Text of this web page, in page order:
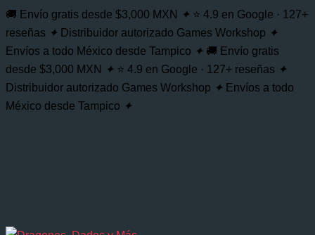
🚚 Envío gratis desde $3,000 MXN ✦ ⭐ 4.9 en Google · 127+
reseñas ✦ Distribuidor autorizado Games Workshop ✦
Envíos a todo México desde Tampico ✦ 🚚 Envío gratis
desde $3,000 MXN
✦ ⭐ 4.9 en Google · 127+ reseñas ✦
Distribuidor autorizado Games Workshop ✦ Envíos a todo
México desde Tampico ✦